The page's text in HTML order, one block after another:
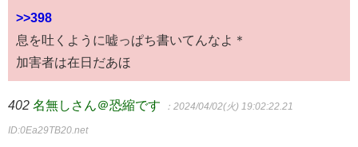
>>398
息を吐くように嘘っぱち書いてんなよ＊
加害者は在日だあほ
402 名無しさん＠恐縮です ：2024/04/02(火) 19:02:22.21
ID:0Ea29TB20.net